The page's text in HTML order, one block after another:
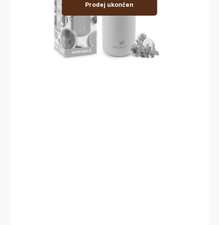
Prodej ukončen